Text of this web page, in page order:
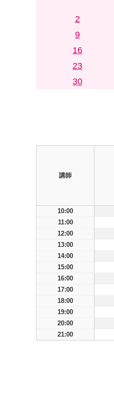
2
9
16
23
30
講師
10:00
11:00
12:00
13:00
14:00
15:00
16:00
17:00
18:00
19:00
20:00
21:00